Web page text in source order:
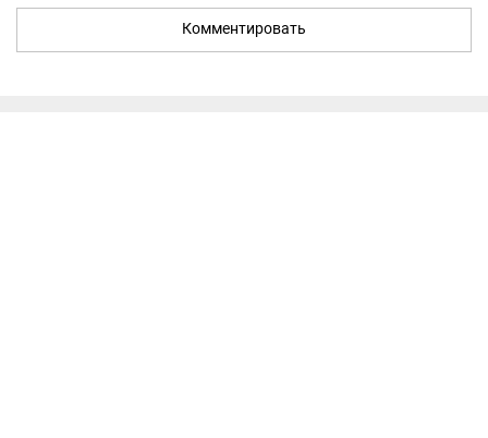
Комментировать